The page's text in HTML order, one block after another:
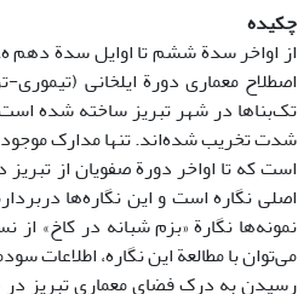
چکیده
از اواخر سدة ششم تا اوایل سدة دهم
اصطلاح معماری دورة‌ ایلخانی
تک‌بناها در شهر تبریز ساخته شده‌‌
شدت تخریب شده‌اند. تنها مدارک موجود
است که تا اواخر دورة صفویان از
اصلی نگاره است و این نگاره‌ها